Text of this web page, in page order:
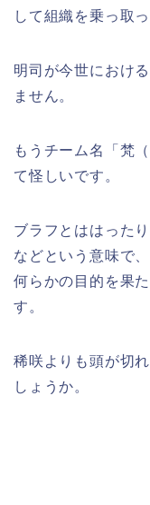
して組織を乗っ取
明司が今世におけ
ません。
もうチーム名「梵
て怪しいです。
ブラフとははった
などという意味で
何らかの目的を果
す。
稀咲よりも頭が切
しょうか。